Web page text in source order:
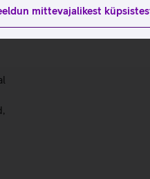
mittevajalikest